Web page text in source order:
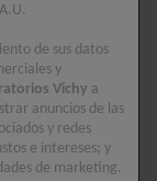
de sus datos
y
Vichy a
anuncios de las
y redes
e intereses; y
de marketing.